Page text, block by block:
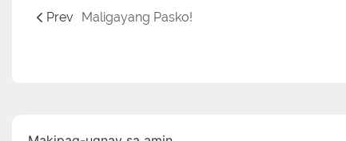
Prev Maligayang Pasko!